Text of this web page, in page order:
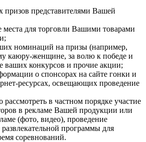
призов представителями Вашей
места для торговли Вашими товарами
номинаций на призы (например,
каюру-женщине, за волю к победе и
ваших конкурсов и прочие акции;
о спонсорах на сайте гонки и
ресурсах, освещающих проведение
в частном порядке участие
в рекламе Вашей продукции или
(фото, видео), проведение
программы для
соревнований.